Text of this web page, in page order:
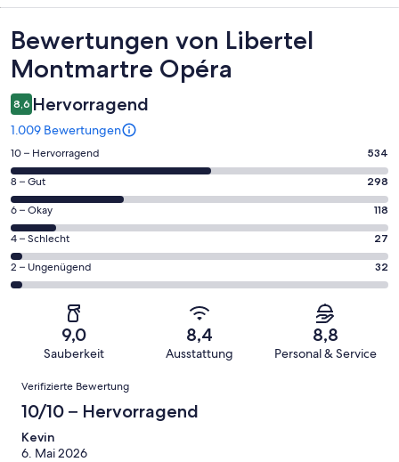
Bewertungen
Bewertungen von Libertel
Montmartre Opéra
8,6 Hervorragend
1.009 Bewertungen
534
von
insgesamt
1009
Gästebewertungen
haben
eine
Bewertung
Hervorragend
10 – Hervorragend 534
298
von
insgesamt
1009
Gästebewertungen
haben
Bewertung
Gut
8 – Gut 298
118
von
insgesamt
1009
Gästebewertungen
Bewertung
Okay
6 – Okay 118
27
von
insgesamt
Gästebewertungen
von
Schlecht
4 – Schlecht 27
32
von
insgesamt
Gästebewertungen
haben
eine
von
2 – Ungenügend 32
9,0
Sauberkeit
8,4
Ausstattung
8,8
Personal & Service
Bewertungen
Verifizierte Bewertung
10/10 – Hervorragend
Kevin
6. Mai 2026